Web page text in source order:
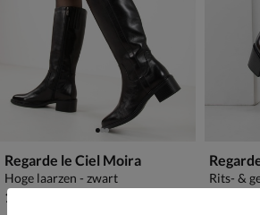
Regarde le Ciel Moira
Hoge laarzen - zwart
€ 169,99
169
Rits- &